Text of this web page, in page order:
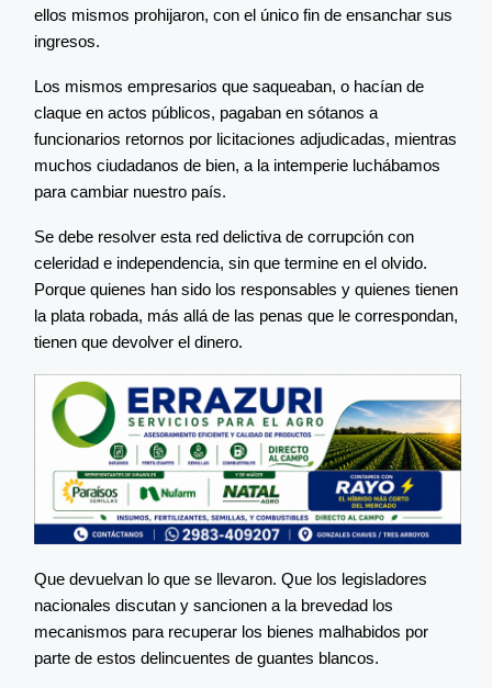
ellos mismos prohijaron, con el único fin de ensanchar sus
ingresos.
Los mismos empresarios que saqueaban, o hacían de
claque en actos públicos, pagaban en sótanos a
funcionarios retornos por licitaciones adjudicadas, mientras
muchos ciudadanos de bien, a la intemperie luchábamos
para cambiar nuestro país.
Se debe resolver esta red delictiva de corrupción con
celeridad e independencia, sin que termine en el olvido.
Porque quienes han sido los responsables y quienes tienen
la plata robada, más allá de las penas que le correspondan,
tienen que devolver el dinero.
Que devuelvan lo que se llevaron. Que los legisladores
nacionales discutan y sancionen a la brevedad los
mecanismos para recuperar los bienes malhabidos por
parte de estos delincuentes de guantes blancos.